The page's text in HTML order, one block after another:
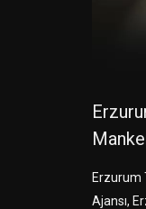
Erzurum
Ajansı,